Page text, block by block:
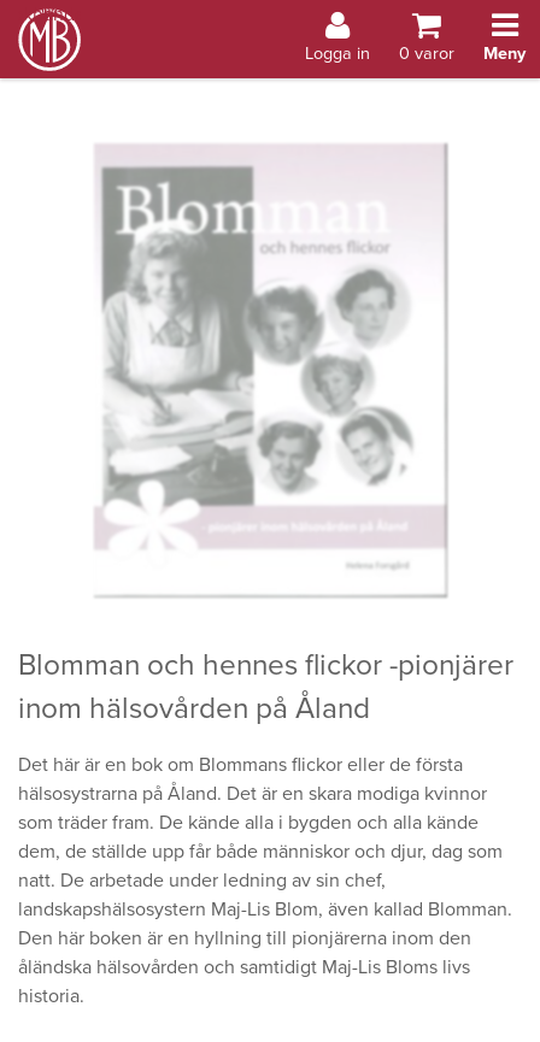
Åland
Logga in 0 varor Meny
Blomman och hennes flickor -pionjärer
inom hälsovården på Åland
Det här är en bok om Blommans flickor eller de första
hälsosystrarna på Åland. Det är en skara modiga kvinnor
som träder fram. De kände alla i bygden och alla kände
dem, de ställde upp får både människor och djur, dag som
natt. De arbetade under ledning av sin chef,
landskapshälsosystern Maj-Lis Blom, även kallad Blomman.
Den här boken är en hyllning till pionjärerna inom den
åländska hälsovården och samtidigt Maj-Lis Bloms livs
historia.